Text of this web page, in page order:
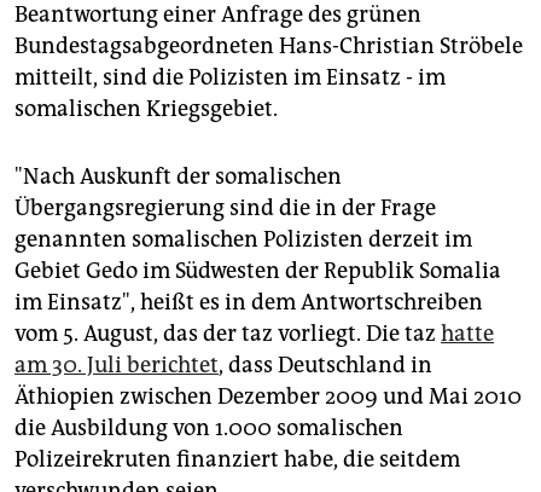
Beantwortung einer Anfrage des grünen
Bundestagsabgeordneten Hans-Christian Ströbele
mitteilt, sind die Polizisten im Einsatz - im
somalischen Kriegsgebiet.
"Nach Auskunft der somalischen
Übergangsregierung sind die in der Frage
genannten somalischen Polizisten derzeit im
Gebiet Gedo im Südwesten der Republik Somalia
im Einsatz", heißt es in dem Antwortschreiben
vom 5. August, das der taz vorliegt. Die taz hatte
am 30. Juli berichtet, dass Deutschland in
Äthiopien zwischen Dezember 2009 und Mai 2010
die Ausbildung von 1.000 somalischen
Polizeirekruten finanziert habe, die seitdem